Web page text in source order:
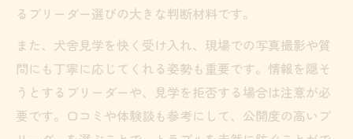
るブリーダー選びの大きな判断材料です。
また、犬舎見学を快く受け入れ、現場での写真撮影や質
問にも丁寧に応じてくれる姿勢も重要です。情報を隠そ
うとするブリーダーや、見学を拒否する場合は注意が必
要です。口コミや体験談も参考にして、公開度の高いブ